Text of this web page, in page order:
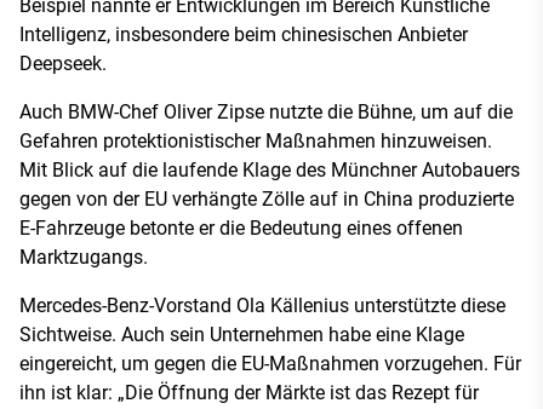
Beispiel nannte er Entwicklungen im Bereich Künstliche
Intelligenz, insbesondere beim chinesischen Anbieter
Deepseek.
Auch BMW-Chef Oliver Zipse nutzte die Bühne, um auf die
Gefahren protektionistischer Maßnahmen hinzuweisen.
Mit Blick auf die laufende Klage des Münchner Autobauers
gegen von der EU verhängte Zölle auf in China produzierte
E-Fahrzeuge betonte er die Bedeutung eines offenen
Marktzugangs.
Mercedes-Benz-Vorstand Ola Källenius unterstützte diese
Sichtweise. Auch sein Unternehmen habe eine Klage
eingereicht, um gegen die EU-Maßnahmen vorzugehen. Für
ihn ist klar: „Die Öffnung der Märkte ist das Rezept für